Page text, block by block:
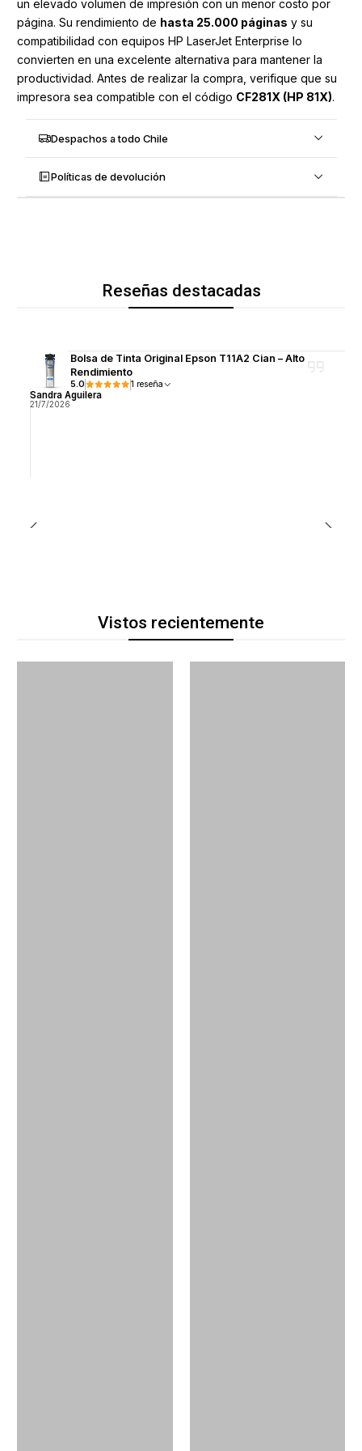
un elevado volumen de impresión con un menor costo por
página. Su rendimiento de hasta 25.000 páginas y su
compatibilidad con equipos HP LaserJet Enterprise lo
convierten en una excelente alternativa para mantener la
productividad. Antes de realizar la compra, verifique que su
impresora sea compatible con el código CF281X (HP 81X).
Despachos a todo Chile
Políticas de devolución
Reseñas destacadas
Bolsa de Tinta Original Epson T11A2 Cian – Alto
Rendimiento
5.0 1 reseña
Sandra Aguilera
21/7/2026
Vistos recientemente